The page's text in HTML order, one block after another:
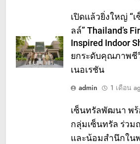
เปิดแล้วยิ่งใหญ่ “
ลล์” Thailand’s
Inspired Indoor
ยกระดับคุณภาพชี
เนอเรชัน
admin
1 เดือน
เซ็นทรัลพัฒนา พ
กลุ่มเซ็นทรัล ร่วม
และน้อมสำนึกใ